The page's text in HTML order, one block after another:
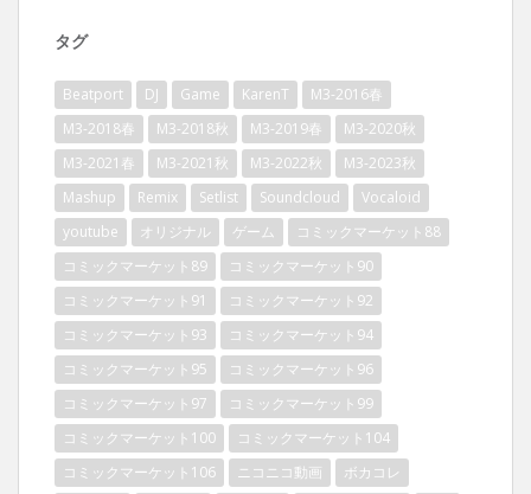
タグ
Beatport DJ Game KarenT
M3-2016春
M3-2018春
M3-2018秋 M3-2019春
M3-2020秋
M3-2021春
M3-2021秋 M3-2022秋
M3-2023秋
Mashup
Remix Setlist Soundcloud
Vocaloid
youtube
オリジナル ゲーム
コミックマーケット88
コミックマーケット89
コミックマーケット90
コミックマーケット91
コミックマーケット92
コミックマーケット93
コミックマーケット94
コミックマーケット95
コミックマーケット96
コミックマーケット97
コミックマーケット99
コミックマーケット100
コミックマーケット104
コミックマーケット106
ニコニコ動画
ボカコレ